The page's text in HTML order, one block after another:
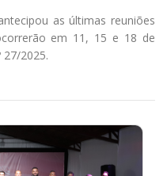
as últimas reuniões
em 11, 15 e 18 de
2025.